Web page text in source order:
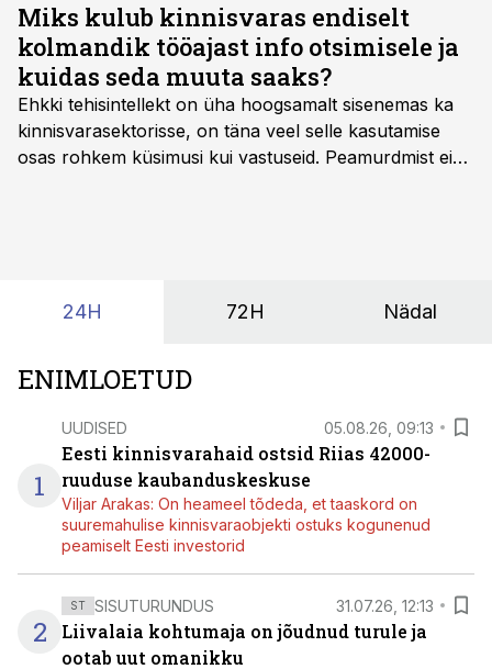
Miks kulub kinnisvaras endiselt
kolmandik tööajast info otsimisele ja
kuidas seda muuta saaks?
Ehkki tehisintellekt on üha hoogsamalt sisenemas ka
kinnisvarasektorisse, on täna veel selle kasutamise
osas rohkem küsimusi kui vastuseid. Peamurdmist ei
24H 72H Nädal
ENIMLOETUD
1
UUDISED 05.08.26, 09:13
Eesti kinnisvarahaid ostsid Riias 42000-
ruuduse kaubanduskeskuse
Viljar Arakas: On heameel tõdeda, et taaskord on
suuremahulise kinnisvaraobjekti ostuks kogunenud
peamiselt Eesti investorid
2
ST SISUTURUNDUS 31.07.26, 12:13
Liivalaia kohtumaja on jõudnud turule ja
ootab uut omanikku